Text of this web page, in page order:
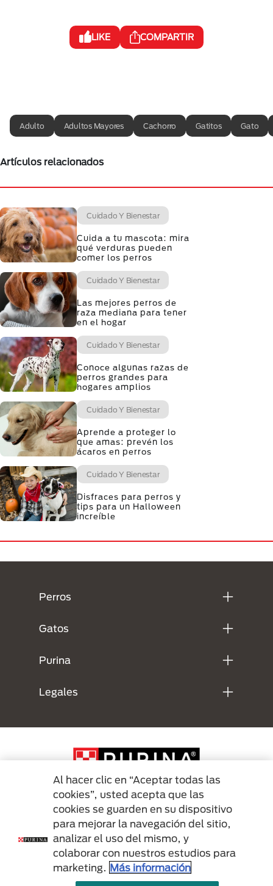
LIKE COMPARTIR
Adulto Adultos Mayores Cachorro Gatitos Gato
Artículos relacionados
Cuidado Y Bienestar
Cuida a tu mascota: mira
qué verduras pueden
comer los perros
Cuidado Y Bienestar
Las mejores perros de
raza mediana para tener
en el hogar
Cuidado Y Bienestar
Conoce algunas razas de
perros grandes para
hogares amplios
Cuidado Y Bienestar
Aprende a proteger lo
que amas: prevén los
ácaros en perros
Cuidado Y Bienestar
Disfraces para perros y
tips para un Halloween
increíble
Perros
Gatos
Purina
Legales
Menu Footer Secundario Purina
All Nestlé Purina trademarks owned by Société des Produits Nestlé S.A.,
Vevey, Switzerland or are used with permission.
Al hacer clic en “Aceptar todas las
cookies”, usted acepta que las
cookies se guarden en su dispositivo
para mejorar la navegación del sitio,
analizar el uso del mismo, y
colaborar con nuestros estudios para
marketing. Más información